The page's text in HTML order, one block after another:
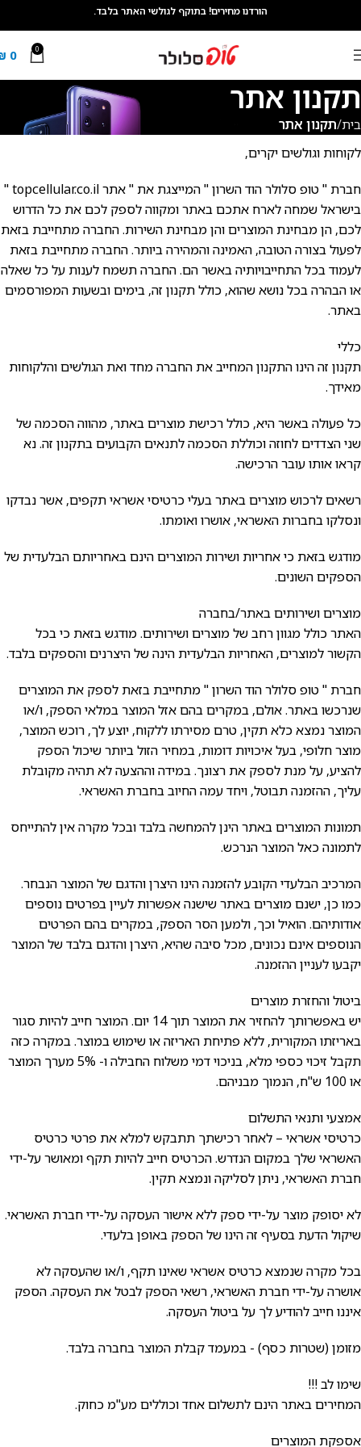
הורדנו מחירים! בתוקף לגולשי האתר בלבד.
0
0
תקנון אתר
בית תקנון אתר
לקוחות וגולשים יקרים,
חברת " טופ סלולר הוד השרון " המייצגת את " אתר topcellular.co.il "
בישראל שמחה לארח אתכם באתר ומקווה לספק לכם את כל הדרוש
לכם, הן מבחינת המוצרים והן מבחינת השירות. החברה מתחייבת בזאת
לפעול בצורה הטובה, האמינה והמהירה ביותר. החברה מתחייבת בזאת
לעמוד בכל התחייבויותיה באשר הם. החברה תשמח לענות על כל שאלה
או הבהרה בכל נושא שהוא, כולל תקנון זה, בימים ובשעות המפורסמים
באתר.
כללי
תקנון זה הינו התקנון המחייב את החברה מחד ואת הגולשים והלקוחות
מאידך.
כל פעולה באשר היא, כולל רכישת מוצרים באתר, מהווה הסכמה של
שני הצדדים לחוזה וכוללת הסכמה לתנאים הקבועים בתקנון זה. נא
קראו אותו עובר הרכישה.
רשאים לרכוש מוצרים באתר בעלי כרטיסי אשראי תקפים, אשר נבדקו
ונסלקו בחברות האשראי, אושרו ואומתו.
מודגש בזאת כי אחריות ושירות המוצרים הינם באחריותם הבלעדית של
הספקים השונים.
מוצרים ושירותים באתר/בחברה
האתר כולל מגוון רחב של מוצרים ושירותים. מודגש בזאת כי בכל
הקשור למוצרים, האחריות הבלעדית הינה של היצרנים והספקים בלבד.
חברת " טופ סלולר הוד השרון " מתחייבת בזאת לספק את המוצרים
שנרכשו באתר. אולם, במקרים בהם אזל המוצר במלאי הספק, ו/או
המוצר נמצא כלא תקין, טרם מסירתו ללקוח, יוצע לך, רוכש המוצר,
מוצר חלופי, בעל איכויות דומות, במחיר הזול ביותר שיכול הספק
להציע, על מנת לספק את רצונך. במידה וההצעה לא תהיה מקובלת
עליך, ההזמנה תבוטל, ויחד עמה החיוב בחברת האשראי.
תמונות המוצרים באתר הינן להמחשה בלבד ובכל מקרה אין להתייחס
לתמונה כאל המוצר הנרכש.
המרכיב הבלעדי הקובע להזמנה הינו היצרן והדגם של המוצר הנבחר.
כמו כן, ישנם מוצרים באתר שישנה אפשרות לעיין בפרטים נוספים
אודותיהם. הואיל וכך, ולמען הסר הספק, במקרים בהם הפרטים
הנוספים אינם נכונים, מכל סיבה שהיא, היצרן והדגם בלבד של המוצר
יקבעו לעניין ההזמנה.
ביטול והחזרת מוצרים
יש באפשרותך להחזיר את המוצר תוך 14 יום. המוצר חייב להיות סגור
באריזתו המקורית, ללא פתיחת האריזה או שימוש במוצר. במקרה כזה
תקבל זיכוי כספי מלא, בניכוי דמי משלוח החבילה ו- 5% מערך המוצר
או 100 ש"ח, הנמוך מבניהם.
אמצעי ותנאי התשלום
כרטיסי אשראי – לאחר רכישתך תתבקש למלא את פרטי כרטיס
האשראי שלך במקום הנדרש. הכרטיס חייב להיות תקף ומאושר על-ידי
חברת האשראי, ניתן לסליקה ונמצא תקין.
לא יסופק מוצר על-ידי ספק ללא אישור העסקה על-ידי חברת האשראי.
שיקול הדעת בסעיף זה הינו של הספק באופן בלעדי.
בכל מקרה שנמצא כרטיס אשראי שאינו תקף, ו/או שהעסקה לא
אושרה על-ידי חברת האשראי, רשאי הספק לבטל את העסקה. הספק
איננו חייב להודיע לך על ביטול העסקה.
מזומן (שטרות כסף) - במעמד קבלת המוצר בחברה בלבד.
שימו לב !!!
המחירים באתר הינם לתשלום אחד וכוללים מע"מ כחוק.
אספקת המוצרים